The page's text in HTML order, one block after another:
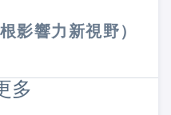
影響力新視野）
多